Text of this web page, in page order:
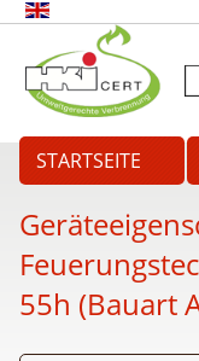
STARTSEITE
55h (Bauart